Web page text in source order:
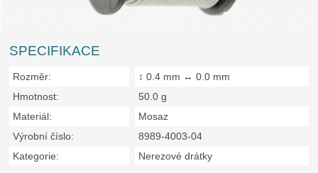
SPECIFIKACE
Rozměr:
↕ 0.4 mm ↔ 0.0 mm
Hmotnost:
50.0 g
Materiál:
Mosaz
Výrobní číslo:
8989-4003-04
Kategorie:
Nerezové drátky